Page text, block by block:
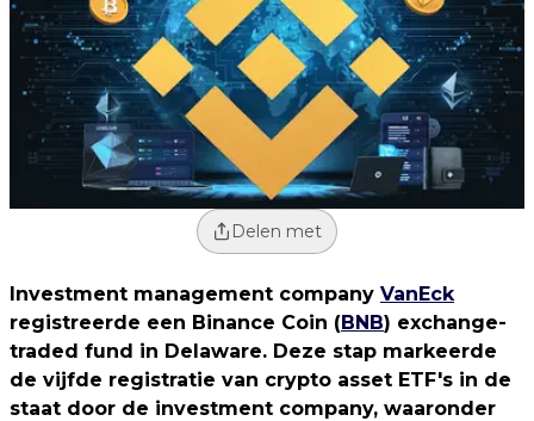
Delen met
Investment management company VanEck
registreerde een Binance Coin (BNB) exchange-
traded fund in Delaware. Deze stap markeerde
de vijfde registratie van crypto asset ETF's in de
staat door de investment company, waaronder